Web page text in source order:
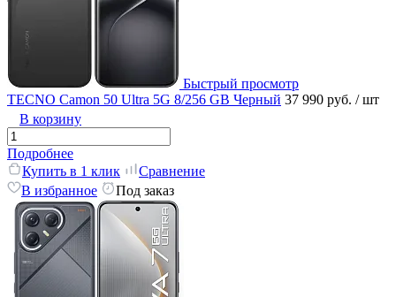
Быстрый просмотр
TECNO Camon 50 Ultra 5G 8/256 GB Черный 37 990 руб. / шт
В корзину
Подробнее
Купить в 1 клик
Сравнение
В избранное
Под заказ